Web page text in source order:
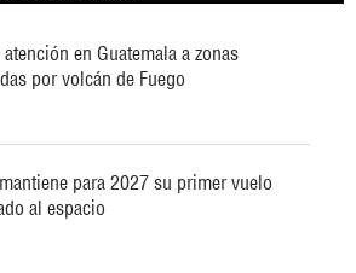
en Guatemala a zonas
por volcán de Fuego
para 2027 su primer vuelo
al espacio